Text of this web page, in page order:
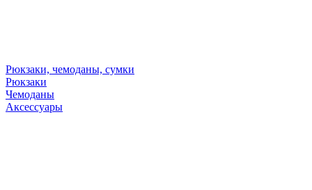
Рюкзаки, чемоданы, сумки
Рюкзаки
Чемоданы
Аксессуары